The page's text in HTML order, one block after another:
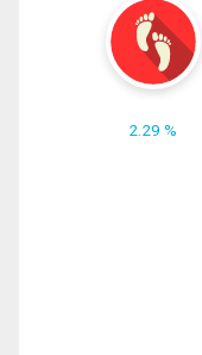
2.29 %